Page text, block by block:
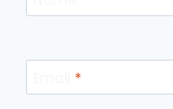
*